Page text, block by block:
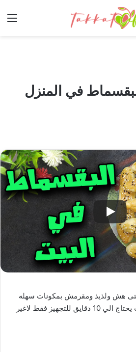
في المنزل
هش ولذيذ ومقرمش بمكونات سهله
فقط لاغير